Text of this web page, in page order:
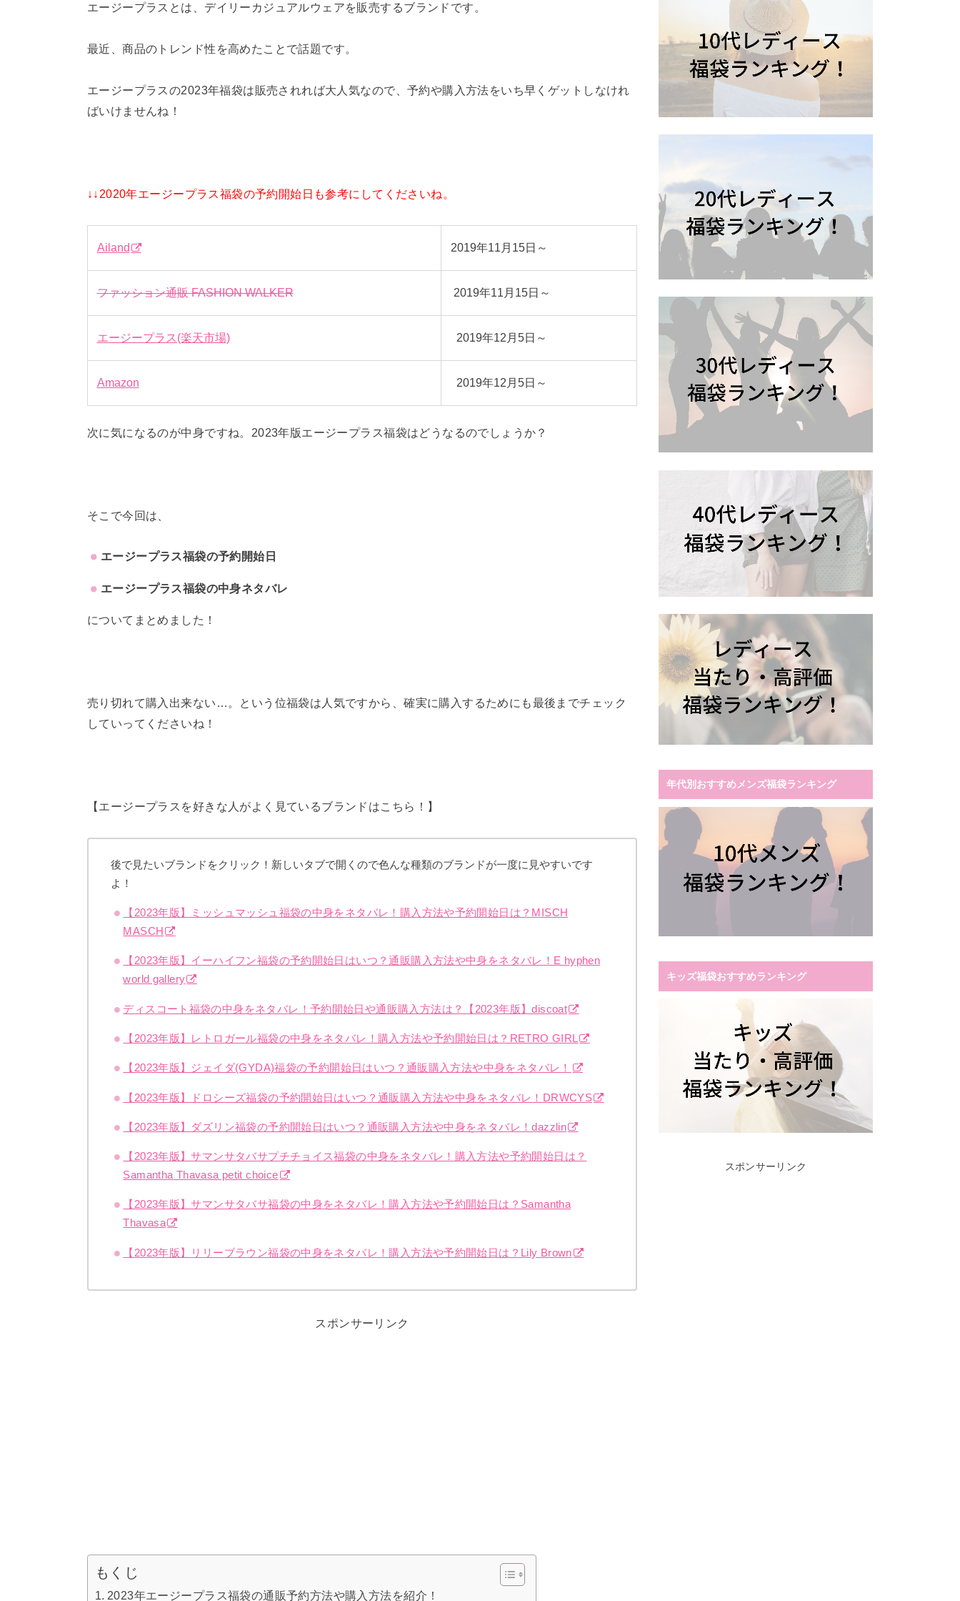
エージープラスとは、デイリーカジュアルウェアを販売するブランドです。
最近、商品のトレンド性を高めたことで話題です。
エージープラスの2023年福袋は販売されれば大人気なので、予約や購入方法をいち早くゲットしなけれ
ばいけませんね！
↓↓2020年エージープラス福袋の予約開始日も参考にしてくださいね。
Ailand 2019年11月15日～
ファッション通販 FASHION WALKER 2019年11月15日～
エージープラス(楽天市場) 2019年12月5日～
Amazon 2019年12月5日～
次に気になるのが中身ですね。2023年版エージープラス福袋はどうなるのでしょうか？
そこで今回は、
エージープラス福袋の予約開始日
エージープラス福袋の中身ネタバレ
についてまとめました！
売り切れて購入出来ない…。という位福袋は人気ですから、確実に購入するためにも最後までチェック
していってくださいね！
【エージープラスを好きな人がよく見ているブランドはこちら！】
後で見たいブランドをクリック！新しいタブで開くので色んな種類のブランドが一度に見やすいです
よ！
【2023年版】ミッシュマッシュ福袋の中身をネタバレ！購入方法や予約開始日は？MISCH
MASCH
【2023年版】イーハイフン福袋の予約開始日はいつ？通販購入方法や中身をネタバレ！E hyphen
world gallery
ディスコート福袋の中身をネタバレ！予約開始日や通販購入方法は？【2023年版】discoat
【2023年版】レトロガール福袋の中身をネタバレ！購入方法や予約開始日は？RETRO GIRL
【2023年版】ジェイダ(GYDA)福袋の予約開始日はいつ？通販購入方法や中身をネタバレ！
【2023年版】ドロシーズ福袋の予約開始日はいつ？通販購入方法や中身をネタバレ！DRWCYS
【2023年版】ダズリン福袋の予約開始日はいつ？通販購入方法や中身をネタバレ！dazzlin
【2023年版】サマンサタバサプチチョイス福袋の中身をネタバレ！購入方法や予約開始日は？
Samantha Thavasa petit choice
【2023年版】サマンサタバサ福袋の中身をネタバレ！購入方法や予約開始日は？Samantha
Thavasa
【2023年版】リリーブラウン福袋の中身をネタバレ！購入方法や予約開始日は？Lily Brown
スポンサーリンク
もくじ
2023年エージープラス福袋の通販予約方法や購入方法を紹介！
年代別おすすめメンズ福袋ランキング
キッズ福袋おすすめランキング
スポンサーリンク